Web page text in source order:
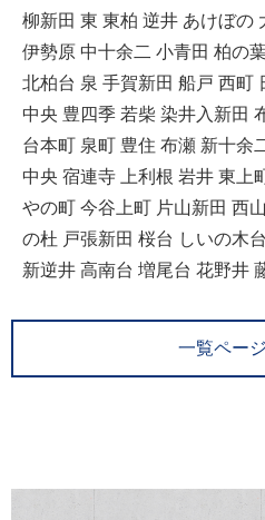
柳新田 東 東柏 逆井 あけぼの
伊勢原 中十余二 小青田 柏の
北柏台 泉 手賀新田 船戸 西町
中央 豊四季 若柴 染井入新田
台本町 泉町 豊住 布瀬 新十余
中央 宿連寺 上利根 岩井 東上
やの町 今谷上町 片山新田 西
の杜 戸張新田 桜台 しいの木
新逆井 高南台 増尾台 花野井
一覧ペー